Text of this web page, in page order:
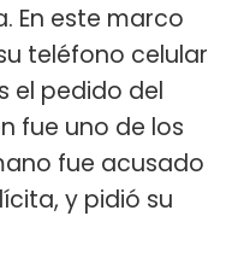
En este marco
teléfono celular
el pedido del
fue uno de los
fue acusado
y pidió su